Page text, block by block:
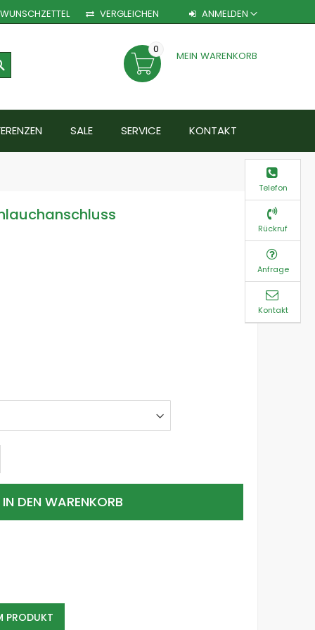
WUNSCHZETTEL VERGLEICHEN ANMELDEN
MEIN WARENKORB
0
SALE SERVICE KONTAKT
IN DEN WARENKORB
PRODUKT
Telefon
Rückruf
Anfrage
Kontakt